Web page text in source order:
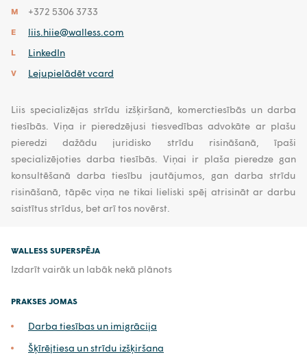
M +372 5306 3733
E liis.hiie@walless.com
L LinkedIn
V Lejupielādēt vcard
Liis specializējas strīdu izšķiršanā, komerctiesībās un darba
tiesībās. Viņa ir pieredzējusi tiesvedības advokāte ar plašu
pieredzi dažādu juridisko strīdu risināšanā, īpaši
specializējoties darba tiesībās. Viņai ir plaša pieredze gan
konsultēšanā darba tiesību jautājumos, gan darba strīdu
risināšanā, tāpēc viņa ne tikai lieliski spēj atrisināt ar darbu
saistītus strīdus, bet arī tos novērst.
WALLESS SUPERSPĒJA
Izdarīt vairāk un labāk nekā plānots
PRAKSES JOMAS
Darba tiesības un imigrācija
Šķīrējtiesa un strīdu izšķiršana